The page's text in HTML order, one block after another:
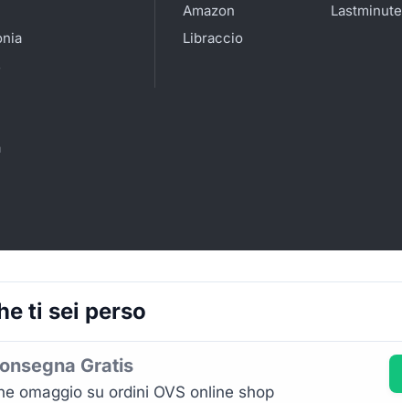
Amazon
Lastminute
Libraccio
ti sei perso
Gratis
omaggio su ordini OVS online shop